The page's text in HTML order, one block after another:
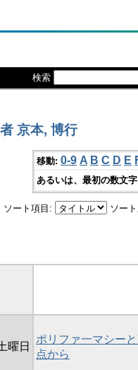
検索
京本, 博行
移動: 0-9 A B C D E
あるいは、最初の数文
ソート項目: ソー
曜日
ポリファ一マシー
点から